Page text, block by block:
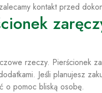
kontakt przed
rzeczy. Pierścionek
Jeśli planujesz
o pomoc bliską osobę.